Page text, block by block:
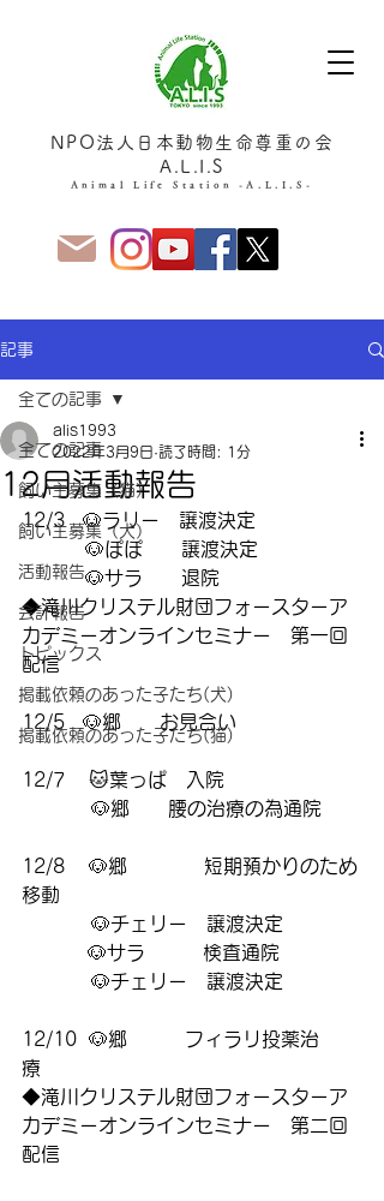
NPO法人日本動物生命尊重の会
A.L.I.S
Animal Life Station -A.L.I.S-
記事
全ての記事
飼い主募集（猫）
飼い主募集（犬）
活動報告
会計報告
トピックス
掲載依頼のあった子たち(犬)
掲載依頼のあった子たち(猫)
全ての記事
12月活動報告
alis1993
2022年3月9日 読了時間: 1分
12/3   🐶ラリー　譲渡決定
🐶ぽぽ　　譲渡決定
🐶サラ　　退院
◆滝川クリステル財団フォースターア
カデミーオンラインセミナー　第一回
配信
12/5   🐶郷　　お見合い
12/7    🐱葉っぱ　入院
🐶郷　　腰の治療の為通院
12/8    🐶郷　　　　短期預かりのため
移動
🐶チェリー　譲渡決定
           🐶サラ　　　検査通院
🐶チェリー　譲渡決定
12/10  🐶郷　　　フィラリ投薬治
療
◆滝川クリステル財団フォースターア
カデミーオンラインセミナー　第二回
配信